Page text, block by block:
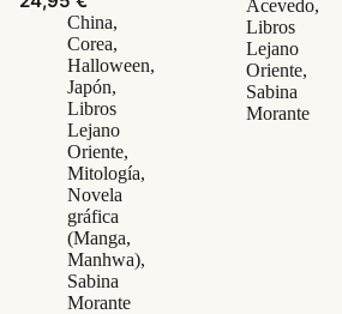
China,
Corea,
Halloween,
Japón,
Libros
Lejano
Oriente,
Mitología,
Novela
gráfica
(Manga,
Manhwa),
Sabina
Morante
Acevedo,
Libros
Lejano
Oriente,
Sabina
Morante